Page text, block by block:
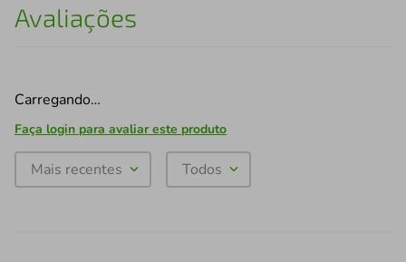
Avaliações
Carregando…
Faça login para avaliar este produto
Mais recentes Todos